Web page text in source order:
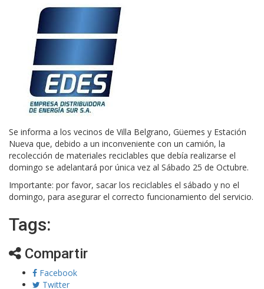
Se informa a los vecinos de Villa Belgrano, Güemes y Estación
Nueva que, debido a un inconveniente con un camión, la
recolección de materiales reciclables que debía realizarse el
domingo se adelantará por única vez al Sábado 25 de Octubre.
Importante: por favor, sacar los reciclables el sábado y no el
domingo, para asegurar el correcto funcionamiento del servicio.
Tags:
Compartir
Facebook
Twitter